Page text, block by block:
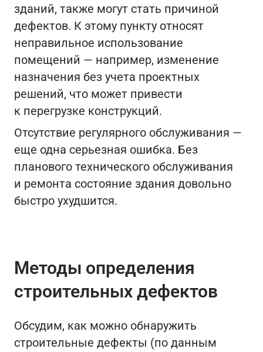
зданий, также могут стать причиной
дефектов. К этому пункту относят
неправильное использование
помещений — например, изменение
назначения без учета проектных
решений, что может привести
к перегрузке конструкций.
Отсутствие регулярного обслуживания —
еще одна серьезная ошибка. Без
планового технического обслуживания
и ремонта состояние здания довольно
быстро ухудшится.
Методы определения
строительных дефектов
Обсудим, как можно обнаружить
строительные дефекты (по данным